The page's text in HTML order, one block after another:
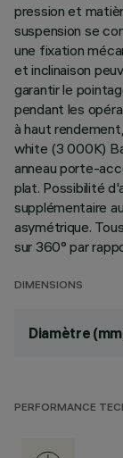
pression et
suspension se
une fixation
et inclinaison
garantir le
pendant les
à haut
white (3 000K)
anneau porte-
plat. Possibilité
supplémentaire
asymétrique.
sur 360° par
DIMENSIONS
Diamètre
PERFORMANCE